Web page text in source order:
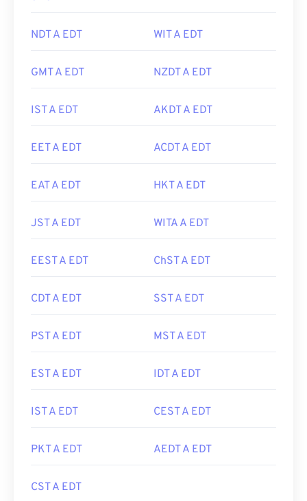
NDT A EDT WIT A EDT
GMT A EDT NZDT A EDT
IST A EDT AKDT A EDT
EET A EDT ACDT A EDT
EAT A EDT HKT A EDT
JST A EDT WITA A EDT
EEST A EDT ChST A EDT
CDT A EDT SST A EDT
PST A EDT MST A EDT
EST A EDT IDT A EDT
IST A EDT CEST A EDT
PKT A EDT AEDT A EDT
CST A EDT